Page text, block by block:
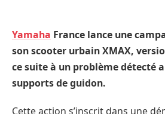
Yamaha France lance une
son scooter urbain XMAX,
ce suite à un problème détecté
supports de guidon.
Cette action s’inscrit dans une